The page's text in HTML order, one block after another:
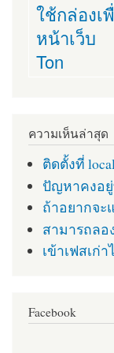
ใช้กล่องเ
หน้าเว็บ
Ton
ความเห็นล่าสุด
ติดตั้งที่
ปัญหาคงอยู่
ถ้าอยากจะ
สามารถลอ
เข้าเฟสเก่
Facebook